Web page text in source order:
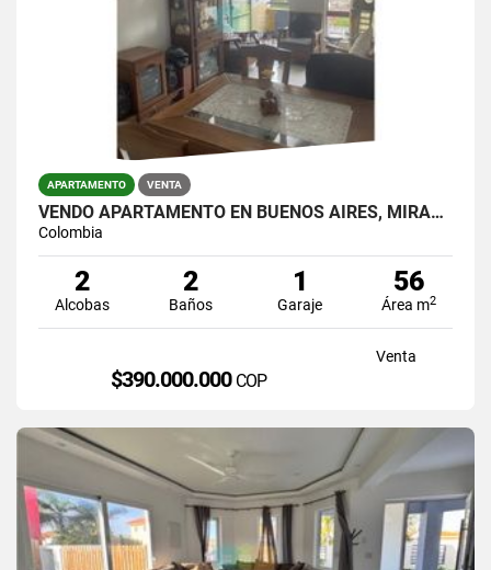
APARTAMENTO VENTA
VENDO APARTAMENTO EN BUENOS AIRES, MIRAFLORES.
Colombia
2
Alcobas
2
Baños
1
Garaje
56
Área m2
Venta
$390.000.000 COP